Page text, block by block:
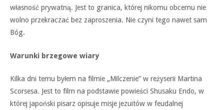
własność prywatną. Jest to granica, której nikomu obcemu nie
wolno przekraczać bez zaproszenia. Nie czyni tego nawet sam
Bóg.
Warunki brzegowe wiary
Kilka dni temu byłem na filmie „Milczenie” w reżyserii Martina
Scorsesa. Jest to film na podstawie powieści Shusaku Endo, w
której japoński pisarz opisuje misje jezuitów w feudalnej